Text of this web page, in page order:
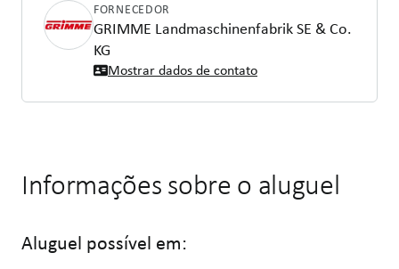
FORNECEDOR
GRIMME Landmaschinenfabrik SE & Co.
KG
Mostrar dados de contato
Informações sobre o aluguel
Aluguel possível em: